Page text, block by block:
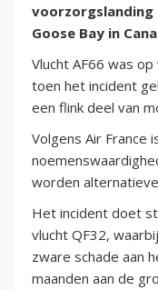
voorzorgslanding
Goose Bay in
Vlucht AF66 was
toen het incident
een flink deel van
Volgens Air France
worden
Het incident doet
vlucht QF32,
zware schade aan
maanden aan de